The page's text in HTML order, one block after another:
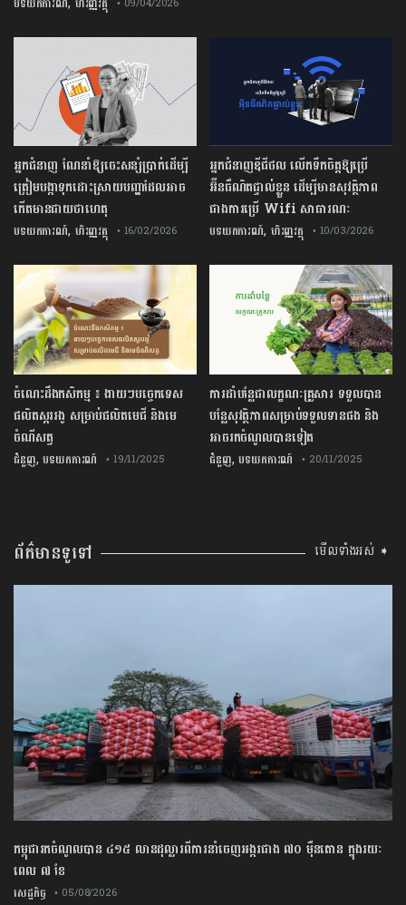
អ្នកជំនាញឌីជីថល លើកទឹកចិត្តឱ្យប្រើ
អ៊ីនធឺណិតផ្ទាល់ខ្លួន ដើម្បីមានសុវត្ថិភាព
ជាងការប្រើ Wifi​ សាធារណៈ
បទយកការណ៍, ហិរញ្ញវត្ថុ • 10/03/2026
អ្នកជំនាញ ណែនាំឱ្យចេះសន្សំប្រាក់ដើម្បី
ត្រៀមបង្កាទុកដោះស្រាយបញ្ហាដែលអាច
កើតមានជាយថាហេតុ
បទយកការណ៍, ហិរញ្ញវត្ថុ • 16/02/2026
ការដាំបន្លែជាលក្ខណៈគ្រួសារ ទទួលបាន
បន្លែសុវត្ថិភាពសម្រាប់ទទួលទានផង និង
អាចរកចំណូលបានទៀត
ជំនួញ,បទយកការណ៍ • 20/11/2025
ចំណេះដឹងកសិកម្ម ៖ ងាយៗបច្ចេកទេស
ផលិតស្កររងូ សម្រាប់ផលិតមេជី និងមេ
ចំណីសត្វ
ជំនួញ,បទយកការណ៍ • 19/11/2025
ព័ត៌មានទូទៅ មើលទាំងអស់ ➧
កម្ពុជារកចំណូលបាន ៤១៥ លានដុល្លារពីការនាំចេញអង្ករជាង ៧០ ម៉ឺនតោន ក្នុងរយៈ
ពេល ៧ ខែ
សេដ្ឋកិច្ច • 05/08/2026